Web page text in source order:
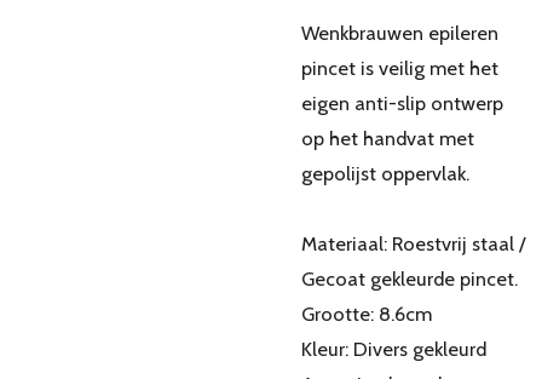
Wenkbrauwen epileren
pincet is veilig met het
eigen anti-slip ontwerp
op het handvat met
gepolijst oppervlak.
Materiaal: Roestvrij staal /
Gecoat gekleurde pincet.
Grootte: 8.6cm
Kleur: Divers gekleurd